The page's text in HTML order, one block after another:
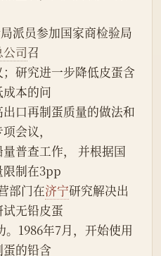
公司召
研究进一步降低皮蛋含
本的问
出口再制蛋质量的做法和
会议，
普查工作， 并根据国
限制在3pp
部门在济宁研究解决出
无铅皮蛋
1986年7月，开始使用
的铅含